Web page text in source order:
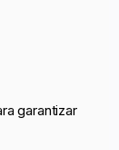
garantizar